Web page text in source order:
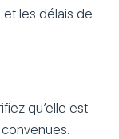
les délais de
qu’elle est